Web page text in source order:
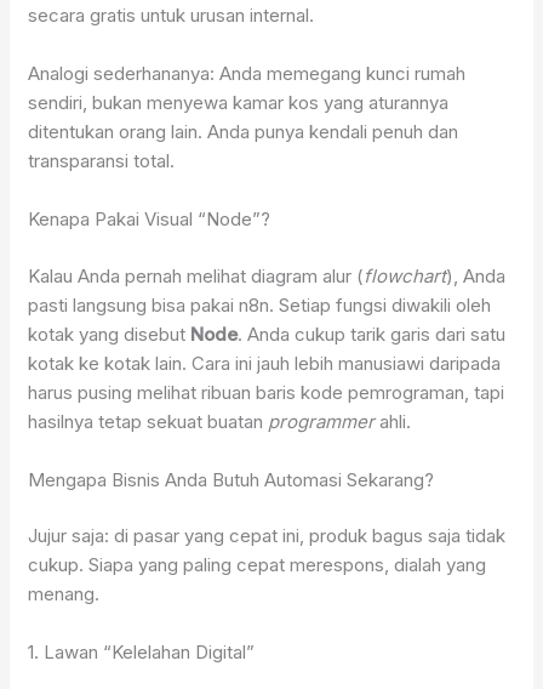
secara gratis untuk urusan internal.
Analogi sederhananya: Anda memegang kunci rumah
sendiri, bukan menyewa kamar kos yang aturannya
ditentukan orang lain. Anda punya kendali penuh dan
transparansi total.
Kenapa Pakai Visual “Node”?
Kalau Anda pernah melihat diagram alur (flowchart), Anda
pasti langsung bisa pakai n8n. Setiap fungsi diwakili oleh
kotak yang disebut Node. Anda cukup tarik garis dari satu
kotak ke kotak lain. Cara ini jauh lebih manusiawi daripada
harus pusing melihat ribuan baris kode pemrograman, tapi
hasilnya tetap sekuat buatan programmerahli.
Mengapa Bisnis Anda Butuh Automasi Sekarang?
Jujur saja: di pasar yang cepat ini, produk bagus saja tidak
cukup. Siapa yang paling cepat merespons, dialah yang
menang.
1. Lawan “Kelelahan Digital”